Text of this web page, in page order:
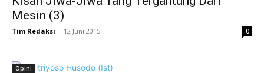
Mesin (3)
Tim Redaksi - 12 Juni 2015 0
Opini